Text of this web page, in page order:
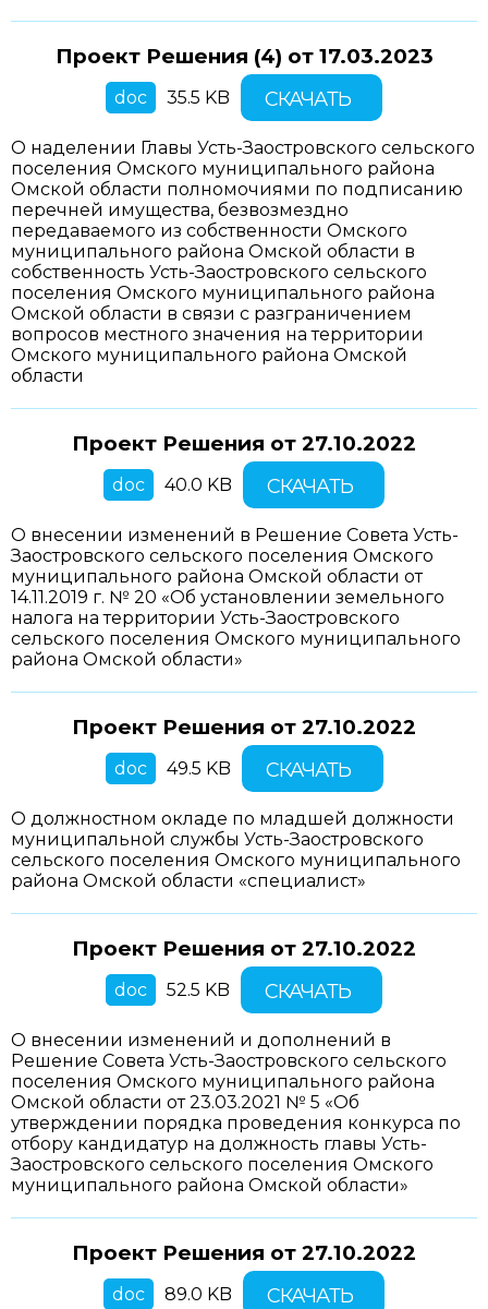
Проект Решения (4) от 17.03.2023
doc 35.5 KB СКАЧАТЬ
О наделении Главы Усть-Заостровского сельского
поселения Омского муниципального района
Омской области полномочиями по подписанию
перечней имущества, безвозмездно
передаваемого из собственности Омского
муниципального района Омской области в
собственность Усть-Заостровского сельского
поселения Омского муниципального района
Омской области в связи с разграничением
вопросов местного значения на территории
Омского муниципального района Омской
области
Проект Решения от 27.10.2022
doc 40.0 KB СКАЧАТЬ
О внесении изменений в Решение Совета Усть-
Заостровского сельского поселения Омского
муниципального района Омской области от
14.11.2019 г. № 20 «Об установлении земельного
налога на территории Усть-Заостровского
сельского поселения Омского муниципального
района Омской области»
Проект Решения от 27.10.2022
doc 49.5 KB СКАЧАТЬ
О должностном окладе по младшей должности
муниципальной службы Усть-Заостровского
сельского поселения Омского муниципального
района Омской области «специалист»
Проект Решения от 27.10.2022
doc 52.5 KB СКАЧАТЬ
О внесении изменений и дополнений в
Решение Совета Усть-Заостровского сельского
поселения Омского муниципального района
Омской области от 23.03.2021 № 5 «Об
утверждении порядка проведения конкурса по
отбору кандидатур на должность главы Усть-
Заостровского сельского поселения Омского
муниципального района Омской области»
Проект Решения от 27.10.2022
doc 89.0 KB СКАЧАТЬ